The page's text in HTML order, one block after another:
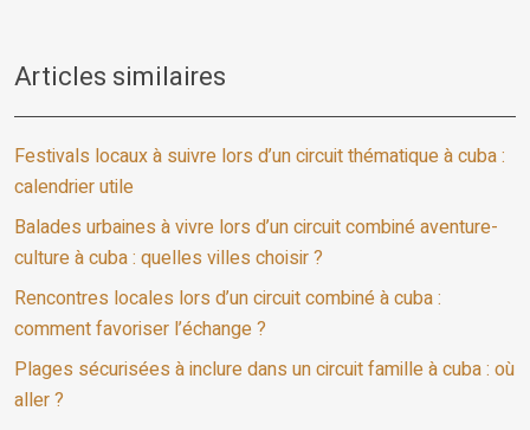
Articles similaires
Festivals locaux à suivre lors d’un circuit thématique à cuba :
calendrier utile
Balades urbaines à vivre lors d’un circuit combiné aventure-
culture à cuba : quelles villes choisir ?
Rencontres locales lors d’un circuit combiné à cuba :
comment favoriser l’échange ?
Plages sécurisées à inclure dans un circuit famille à cuba : où
aller ?